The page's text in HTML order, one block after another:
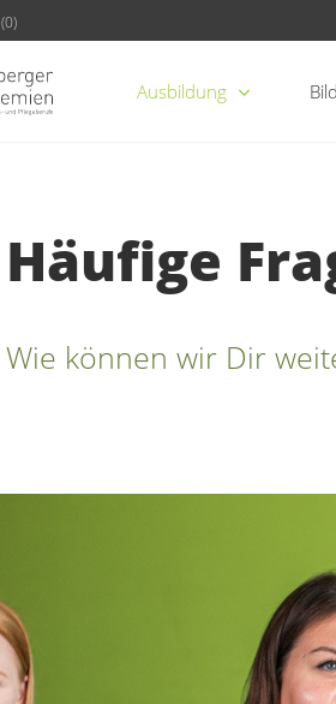
(0)
Ausbildung
Häufige
Wie können wir Dir